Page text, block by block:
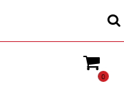
0